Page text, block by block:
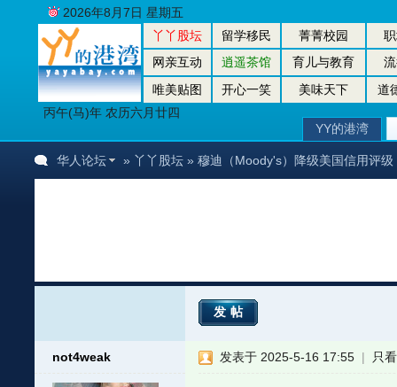
丫丫股坛 留学移民 菁菁校园
网亲互动
逍遥茶馆 育儿与教育
唯美贴图
开心一笑 美味天下
道
丙午(马)年 农历六月廿四
2026年8月7日 星期五
YY的港湾
华人论坛 » 丫丫股坛 » 穆迪（Moody's）降级美国信用评
发帖
not4weak 发表于 2025-5-16 17:55 | 只